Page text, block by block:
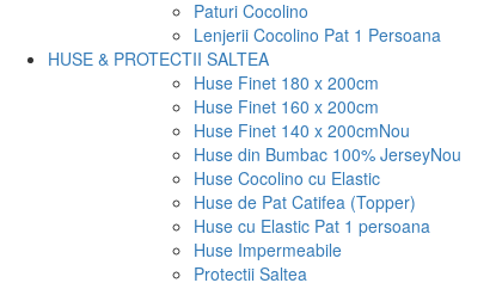
Paturi Cocolino
Lenjerii Cocolino Pat 1 Persoana
HUSE & PROTECTII SALTEA
Huse Finet 180 x 200cm
Huse Finet 160 x 200cm
Huse Finet 140 x 200cmNou
Huse din Bumbac 100% JerseyNou
Huse Cocolino cu Elastic
Huse de Pat Catifea (Topper)
Huse cu Elastic Pat 1 persoana
Huse Impermeabile
Protectii Saltea